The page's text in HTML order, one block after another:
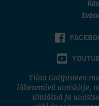
Tilaa Golfpisteen
lähetettävä uutiskirje,
ilmiöistä ja